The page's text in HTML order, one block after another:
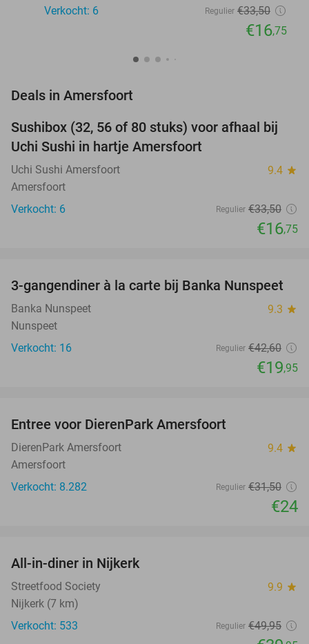
Verkocht: 6
Regulier €33,50
€16,75
Deals in Amersfoort
50%
TODAY
Sushibox (32, 56 of 80 stuks) voor afhaal bij
Uchi Sushi in hartje Amersfoort
Uchi Sushi Amersfoort 9.4 star
Amersfoort
Verkocht: 6
Regulier €33,50
€16,75
53%
NEW
TODAY
3-gangendiner à la carte bij Banka Nunspeet
Banka Nunspeet 9.3 star
Nunspeet
Verkocht: 16
Regulier €42,60
€19,95
Entree voor DierenPark Amersfoort
DierenPark Amersfoort 9.4 star
Amersfoort
Verkocht: 8.282
Regulier €31,50
€24
All-in-diner in Nijkerk
Streetfood Society 9.9 star
Nijkerk (7 km)
Verkocht: 533
Regulier €49,95